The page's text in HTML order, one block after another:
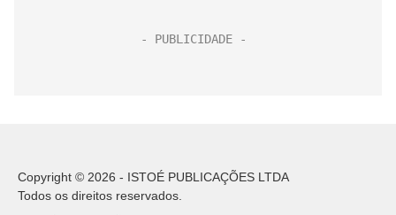
Copyright © 2026 - ISTOÉ PUBLICAÇÕES LTDA
Todos os direitos reservados.